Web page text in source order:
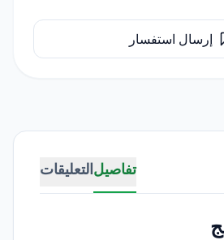
تفاصيلالتعليقات
إرسال استفسار